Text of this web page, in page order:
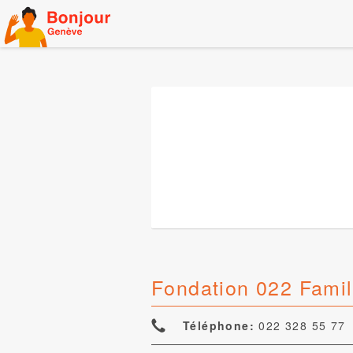
Skip
to
content
Fondation 022
Téléphone: 022 328 55 77